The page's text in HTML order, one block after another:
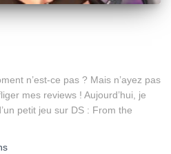
n’est-ce pas ? Mais n’ayez pas
mes reviews ! Aujourd’hui, je
petit jeu sur DS : From the